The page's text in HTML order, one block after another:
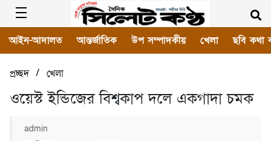
আইন-আদালত আন্তর্জাতিক উপ সম্পাদকীয় খেলা ছবি কথা
প্রচ্ছদ/ খেলা
ওয়েস্ট ইন্ডিজের বিশ্বকাপ দলে একগাদা চমক
admin